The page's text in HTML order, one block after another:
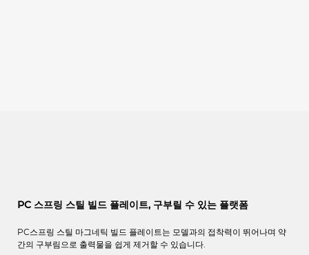
PC 스프링 스틸 빌드 플레이트, 구부릴 수 있는 플랫폼
PC스프링 스틸 마그네틱 빌드 플레이트는 모델과의 접착력이 뛰어나며 약
간의 구부림으로 출력물을 쉽게 제거할 수 있습니다